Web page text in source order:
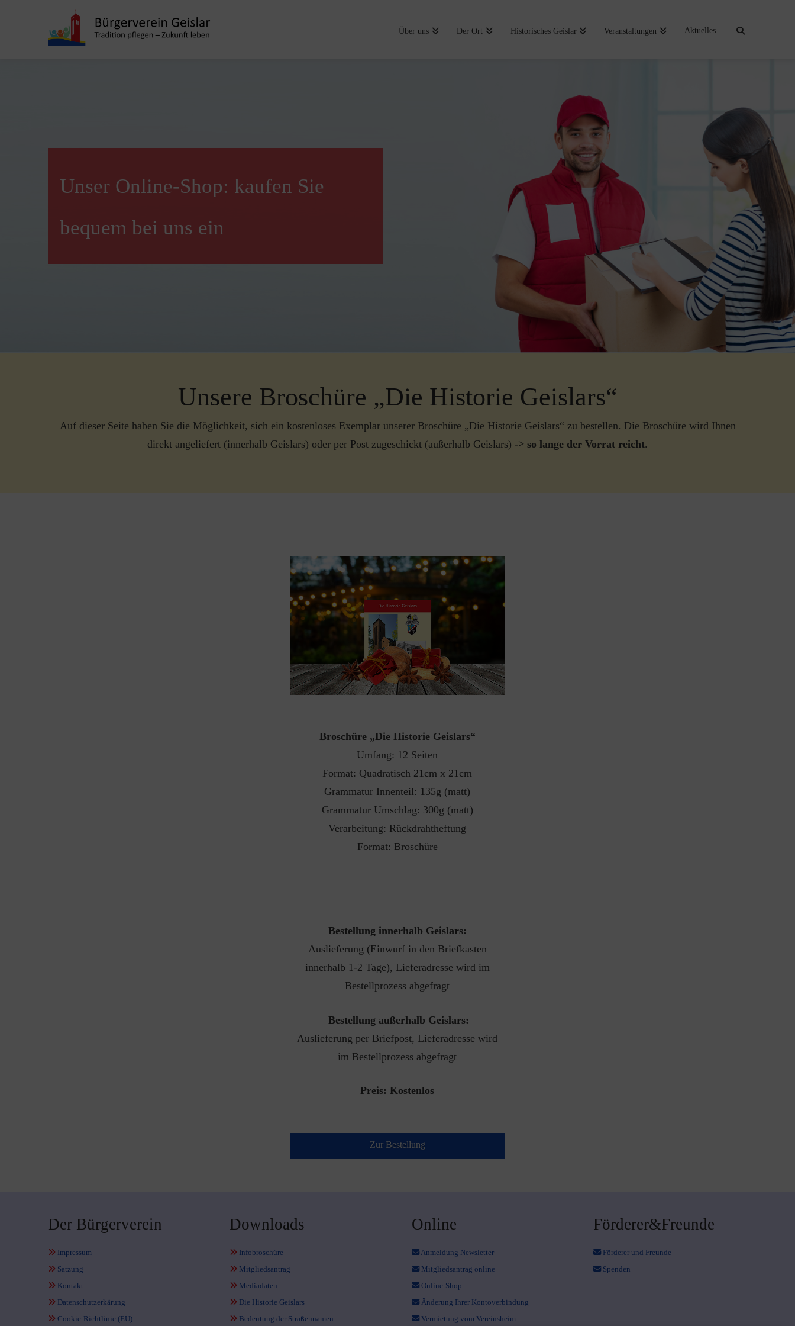
Über uns Der Ort Historisches Geislar Veranstaltungen Aktuelles
Unser Online-Shop: kaufen Sie
bequem bei uns ein
Unsere Broschüre „Die Historie Geislars“
Auf dieser Seite haben Sie die Möglichkeit, sich ein kostenloses Exemplar unserer Broschüre „Die Historie Geislars“ zu bestellen. Die Broschüre wird Ihnen
direkt angeliefert (innerhalb Geislars) oder per Post zugeschickt (außerhalb Geislars) -> so lange der Vorrat reicht.
Broschüre „Die Historie Geislars“
Umfang: 12 Seiten
Format: Quadratisch 21cm x 21cm
Grammatur Innenteil: 135g (matt)
Grammatur Umschlag: 300g (matt)
Verarbeitung: Rückdrahtheftung
Format: Broschüre
Bestellung innerhalb Geislars:
Auslieferung (Einwurf in den Briefkasten
innerhalb 1-2 Tage), Lieferadresse wird im
Bestellprozess abgefragt
Bestellung außerhalb Geislars:
Auslieferung per Briefpost, Lieferadresse wird
im Bestellprozess abgefragt
Preis: Kostenlos
Zur Bestellung
Der Bürgerverein
Impressum
Satzung
Kontakt
Datenschutzerkärung
Cookie-Richtlinie (EU)
Downloads
Infobroschüre
Mitgliedsantrag
Mediadaten
Die Historie Geislars
Bedeutung der Straßennamen
Online
Anmeldung Newsletter
Mitgliedsantrag online
Online-Shop
Änderung Ihrer Kontoverbindung
Vermietung vom Vereinsheim
Förderer&Freunde
Förderer und Freunde
Spenden